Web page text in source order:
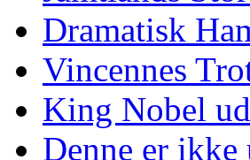
Dramatisk
Vincennes
King Nobel
Denne er ikke